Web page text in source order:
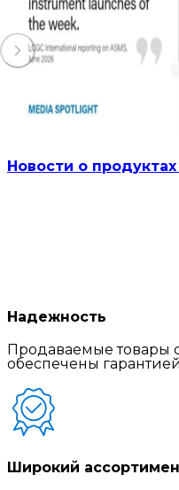
Новости о
Надежность
Продаваемые товары
обеспечены
Широкий